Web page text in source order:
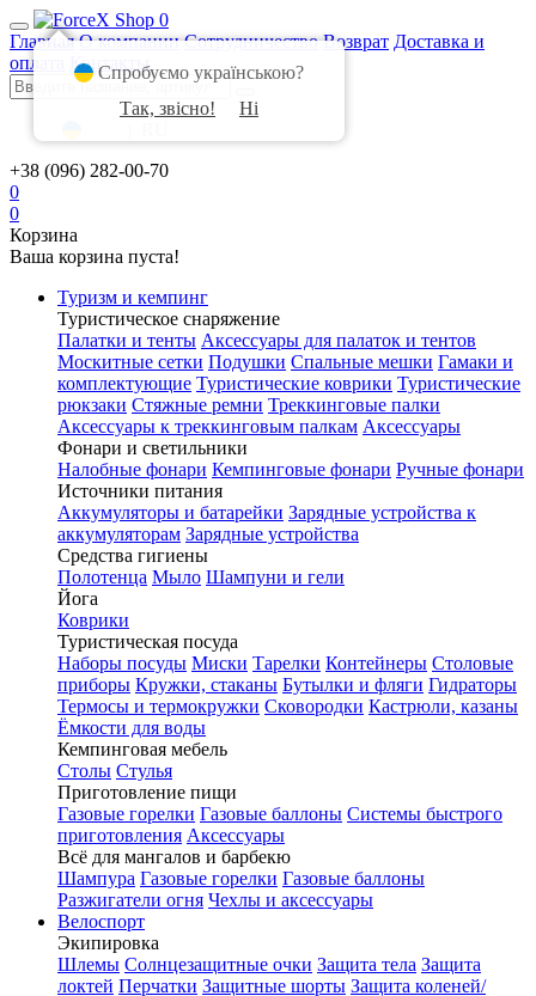
0
Главная О компании Сотрудничество Возврат Доставка и
оплата
Контакты
+38 (096) 282-00-70
0
0
Корзина
Ваша корзина пуста!
Туризм и кемпинг
Туристическое снаряжение
Палатки и тенты Аксессуары для палаток и тентов
Москитные сетки Подушки Спальные мешки Гамаки и
комплектующие Туристические коврики Туристические
рюкзаки Стяжные ремни Треккинговые палки
Аксессуары к треккинговым палкам Аксессуары
Фонари и светильники
Налобные фонари Кемпинговые фонари Ручные фонари
Источники питания
Аккумуляторы и батарейки Зарядные устройства к
аккумуляторам Зарядные устройства
Средства гигиены
Полотенца Мыло Шампуни и гели
Йога
Коврики
Туристическая посуда
Наборы посуды Миски Тарелки Контейнеры Столовые
приборы Кружки, стаканы Бутылки и фляги Гидраторы
Термосы и термокружки Сковородки Кастрюли, казаны
Ёмкости для воды
Кемпинговая мебель
Столы Стулья
Приготовление пищи
Газовые горелки Газовые баллоны Системы быстрого
приготовления Аксессуары
Всё для мангалов и барбекю
Шампура Газовые горелки Газовые баллоны
Разжигатели огня Чехлы и аксессуары
Велоспорт
Экипировка
Шлемы Солнцезащитные очки Защита тела Защита
локтей Перчатки Защитные шорты Защита коленей/
Спробуємо українською?
Так, звісно!
Ні